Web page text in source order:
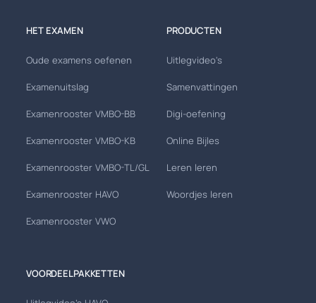
HET EXAMEN
Oude examens oefenen
Examenuitslag
Examenrooster VMBO-BB
Examenrooster VMBO-KB
Examenrooster VMBO-TL/GL
Examenrooster HAVO
Examenrooster VWO
PRODUCTEN
Uitlegvideo's
Samenvattingen
Digi-oefening
Online Bijles
Leren leren
Woordjes leren
VOORDEELPAKKETTEN